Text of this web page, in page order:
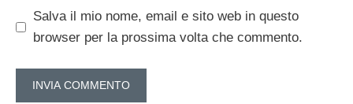
Salva il mio nome, email e sito web in questo
browser per la prossima volta che commento.